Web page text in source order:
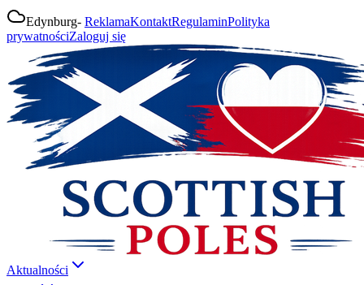
Edynburg- ReklamaKontaktRegulaminPolityka
prywatnościZaloguj się
Aktualności